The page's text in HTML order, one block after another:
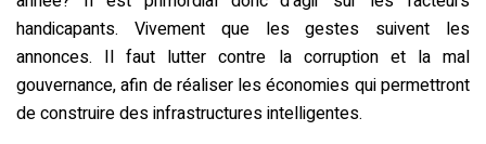
handicapants. Vivement que les gestes suivent les
annonces. Il faut lutter contre la corruption et la mal
gouvernance, afin de réaliser les économies qui permettront
de construire des infrastructures intelligentes.